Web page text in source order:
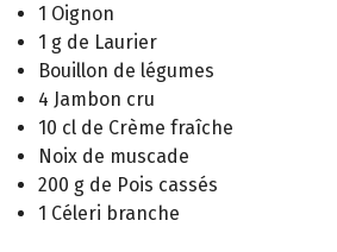
1 Oignon
1 g de Laurier
Bouillon de légumes
4 Jambon cru
10 cl de Crème fraîche
Noix de muscade
200 g de Pois cassés
1 Céleri branche